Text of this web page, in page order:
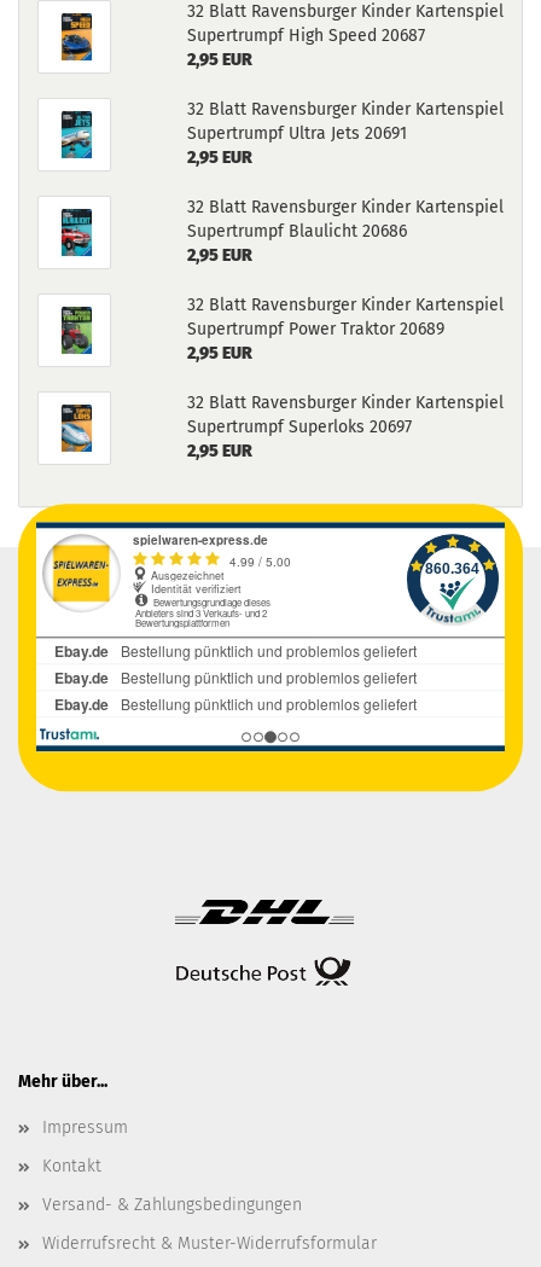
32 Blatt Ravensburger Kinder Kartenspiel
Supertrumpf High Speed 20687
2,95 EUR
32 Blatt Ravensburger Kinder Kartenspiel
Supertrumpf Ultra Jets 20691
2,95 EUR
32 Blatt Ravensburger Kinder Kartenspiel
Supertrumpf Blaulicht 20686
2,95 EUR
32 Blatt Ravensburger Kinder Kartenspiel
Supertrumpf Power Traktor 20689
2,95 EUR
32 Blatt Ravensburger Kinder Kartenspiel
Supertrumpf Superloks 20697
2,95 EUR
Mehr über...
Impressum
Kontakt
Versand- & Zahlungsbedingungen
Widerrufsrecht & Muster-Widerrufsformular